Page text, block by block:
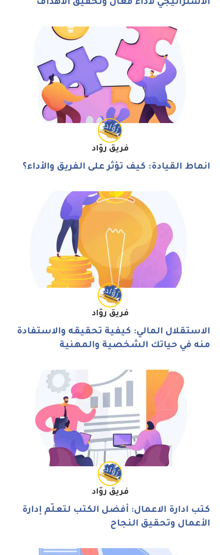
الاستراتيجي لأداء فعّال وتحقيق الأهداف
فريق روّاد
انماط القيادة: كيف تؤثر على الفريق والأداء؟
فريق روّاد
الاستقلال المالي: كيفية تحقيقه والاستفادة
منه في حياتك الشخصية والمهنية
فريق روّاد
كتب ادارة الاعمال: أفضل الكتب لتعلّم إدارة
الأعمال وتحقيق النجاح